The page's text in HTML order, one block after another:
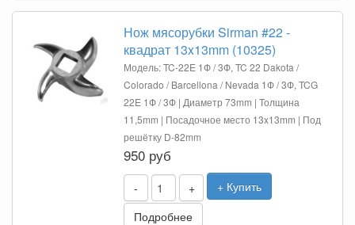
Нож мясорубки Sirman #22 -
квадрат 13x13mm (10325)
Модель: TC-22E 1Ф / 3Ф, TC 22 Dakota /
Colorado / Barcellona / Nevada 1Ф / 3Ф, TCG
22E 1Ф / 3Ф | Диаметр 73mm | Толщина
11,5mm | Посадочное место 13x13mm | Под
решётку D-82mm
950 руб
- +
+ Купить
Подробнее